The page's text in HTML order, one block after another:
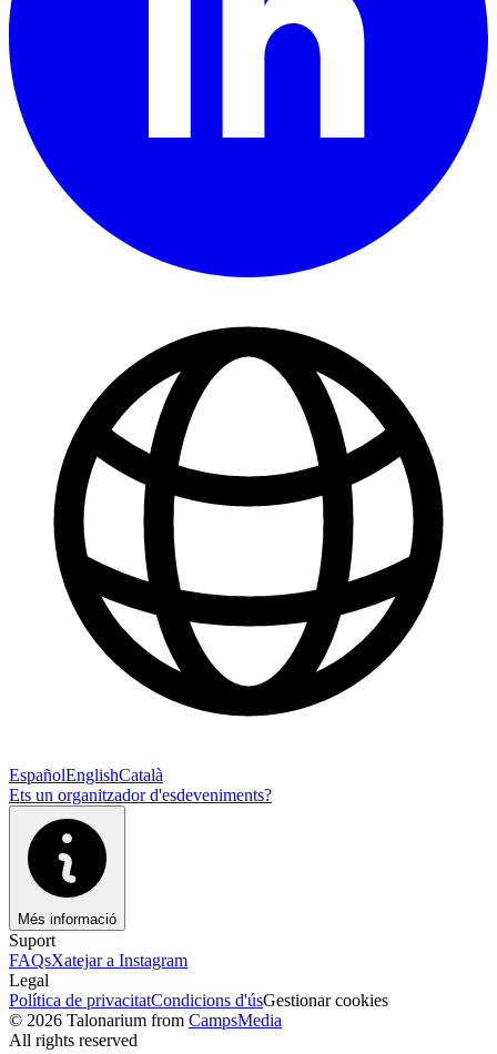
EspañolEnglishCatalà
Ets un organitzador d'esdeveniments?
Més informació
Suport
FAQsXatejar a Instagram
Legal
Política de privacitatCondicions d'úsGestionar cookies
© 2026 Talonarium from CampsMedia
All rights reserved